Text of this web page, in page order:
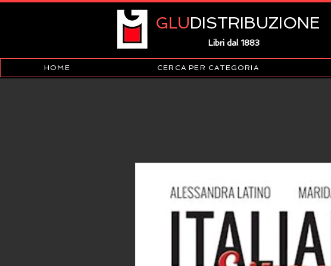
GLUDISTRIBUZIONE
Libri dal 1883
HOME CERCA PER CATEGORIA